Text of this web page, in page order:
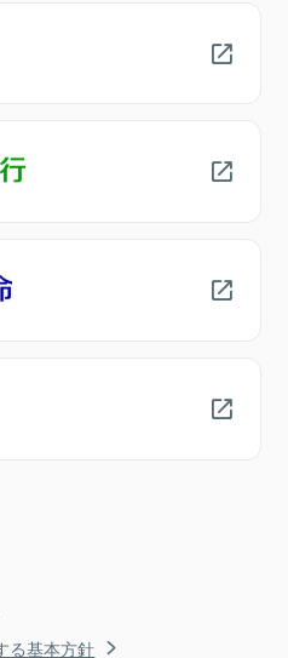
る基本方針